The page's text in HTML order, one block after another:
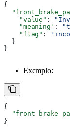
{
    "value"
:
    "meaning"
:
    "flag"
:
  }
}
Exemplo:
{
}